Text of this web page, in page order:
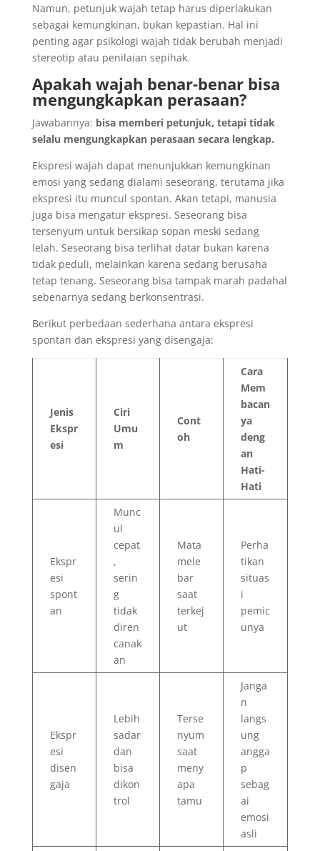
Namun, petunjuk wajah tetap harus diperlakukan
sebagai kemungkinan, bukan kepastian. Hal ini
penting agar psikologi wajah tidak berubah menjadi
stereotip atau penilaian sepihak.
Apakah wajah benar-benar bisa
mengungkapkan perasaan?
Jawabannya: bisa memberi petunjuk, tetapi tidak
selalu mengungkapkan perasaan secara lengkap.
Ekspresi wajah dapat menunjukkan kemungkinan
emosi yang sedang dialami seseorang, terutama jika
ekspresi itu muncul spontan. Akan tetapi, manusia
juga bisa mengatur ekspresi. Seseorang bisa
tersenyum untuk bersikap sopan meski sedang
lelah. Seseorang bisa terlihat datar bukan karena
tidak peduli, melainkan karena sedang berusaha
tetap tenang. Seseorang bisa tampak marah padahal
sebenarnya sedang berkonsentrasi.
Berikut perbedaan sederhana antara ekspresi
spontan dan ekspresi yang disengaja:
Jenis
Ekspr
esi
Ciri
Umu
m
Cont
oh
Cara
Mem
bacan
ya
deng
an
Hati-
Hati
Ekspr
esi
spont
an
Munc
ul
cepat
,
serin
g
tidak
diren
canak
an
Mata
mele
bar
saat
terkej
ut
Perha
tikan
situas
i
pemic
unya
Ekspr
esi
disen
gaja
Lebih
sadar
dan
bisa
dikon
trol
Terse
nyum
saat
meny
apa
tamu
Janga
n
langs
ung
angga
p
sebag
ai
emosi
asli